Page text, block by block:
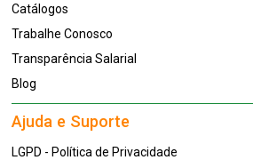
Catálogos
Trabalhe Conosco
Transparência Salarial
Blog
Ajuda e Suporte
LGPD - Política de Privacidade